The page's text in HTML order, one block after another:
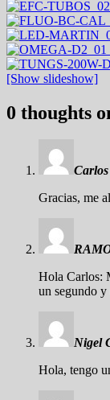
[Show slideshow]
0 thoughts
Gracias, me
Hola Carlos:
un segundo
Nigel
Hola, tengo